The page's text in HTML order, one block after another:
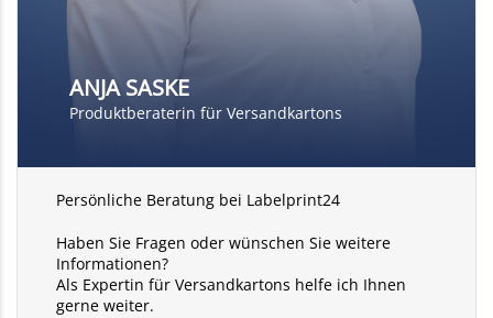
ANJA SASKE
Produktberaterin für Versandkartons
Persönliche Beratung bei Labelprint24
Haben Sie Fragen oder wünschen Sie weitere
Informationen?
Als Expertin für Versandkartons helfe ich Ihnen
gerne weiter.